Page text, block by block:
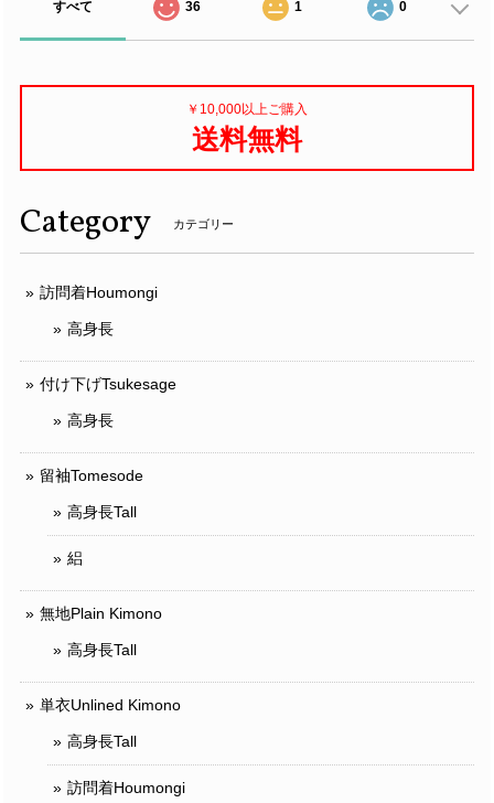
すべて 36 1 0
￥10,000以上ご購入
送料無料
Category カテゴリー
訪問着Houmongi
高身長
付け下げTsukesage
高身長
留袖Tomesode
高身長Tall
絽
無地Plain Kimono
高身長Tall
単衣Unlined Kimono
高身長Tall
訪問着Houmongi